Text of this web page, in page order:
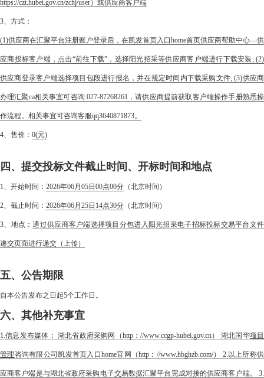
https://czt.hubei.gov.cn/zchj/user）或供应商客户端
3、方式：
(1)供应商在汇聚平台注册账户登录后，在凯发首页入口home首页供应商帮助中心—供
应商投标客户端，点击“前往下载”，选择阳光招采等供应商客户端进行下载安装; (2)
供应商登录客户端选择项目包段进行报名，并在规定时间内下载采购文件; (3)供应商
办理汇聚ca相关事宜可咨询:027-87268261，请供应商提前获取客户端操作手册熟悉操
作流程。相关事宜可咨询客服qq3640871873。
4、售价： 0(元)
四、提交投标文件截止时间、开标时间和地点
1、开始时间： 2026年06月05日00点00分 （北京时间）
2、截止时间： 2026年06月25日14点30分 （北京时间）
3、地点：通过供应商客户端选择项目分包进入阳光招采电子招标投标交易平台文件
递交页面进行递交（上传）
五、公告期限
自本公告发布之日起5个工作日。
六、其他补充事宜
1.信息发布媒体： 湖北省政府采购网（http：//www.ccgp-hubei.gov.cn） 湖北国华项目
管理 咨询有限公司凯发首页入口home官网（http：//www.hbghzb.com/） 2.以上所称供
应商客户端是与湖北省政府采购电子交易数据汇聚平台完成对接的供应商客户端。 3.